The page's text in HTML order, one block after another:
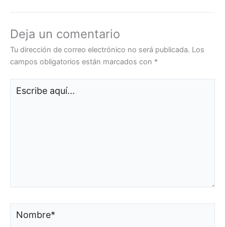
Deja un comentario
Tu dirección de correo electrónico no será publicada. Los
campos obligatorios están marcados con *
aquí...